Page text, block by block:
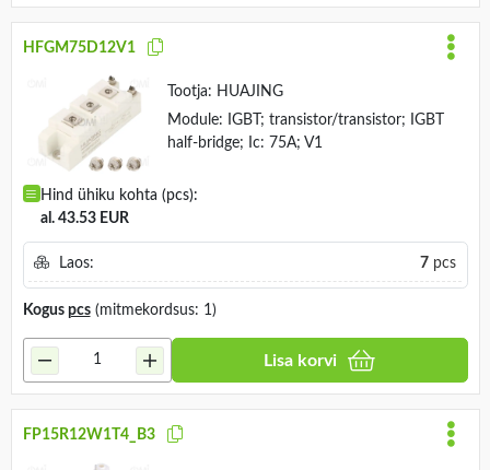
HFGM75D12V1
Tootja: HUAJING
Module: IGBT; transistor/transistor; IGBT
half-bridge; Ic: 75A; V1
Hind ühiku kohta (pcs):
al. 43.53 EUR
Laos: 7pcs
Kogus pcs(mitmekordsus: 1)
Lisa korvi
FP15R12W1T4_B3